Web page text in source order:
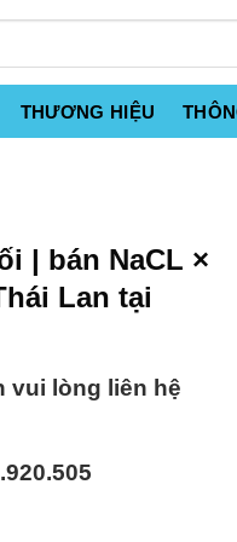
THƯƠNG HIỆU
| bán NaCL ×
Lan tại
vui lòng liên hệ